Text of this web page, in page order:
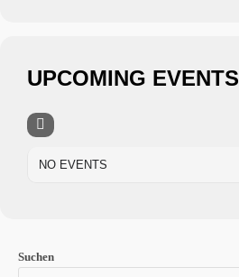
UPCOMING EVENTS
NO EVENTS
Suchen